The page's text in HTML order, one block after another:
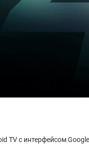
TV с интерфейсом